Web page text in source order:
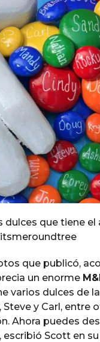
dulces que tiene
que publicó,
un enorme
varios dulces de
Steve y Carl,
Ahora puedes
Scott en